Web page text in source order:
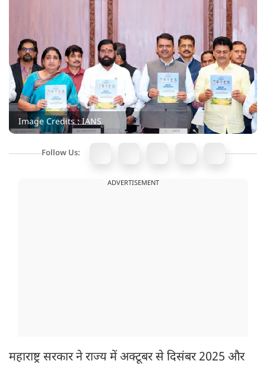
Image Credits : IANS
Follow Us:
ADVERTISEMENT
महाराष्ट्र सरकार ने राज्य में अक्टूबर से दिसंबर 2025 और